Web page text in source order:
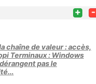
+ -
chaîne de valeur : accès,
Terminaux : Windows
pas le